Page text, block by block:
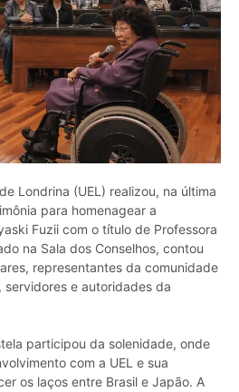
Londrina (UEL) realizou, na última
para homenagear a
Fuzii com o título de Professora
na Sala dos Conselhos, contou
representantes da comunidade
e autoridades da
participou da solenidade, onde
com a UEL e sua
os laços entre Brasil e Japão. A